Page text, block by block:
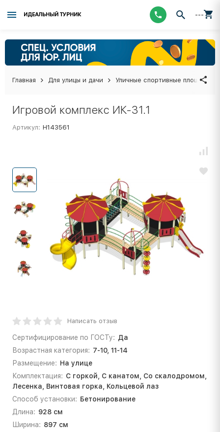
ИДЕАЛЬНЫЙ ТУРНИК ---
Главная Для улицы и дачи Уличные спортивные площадки
Игровой комплекс ИК-31.1
Артикул: Н143561
Написать отзыв
Сертифицирование по ГОСТу: Да
Возрастная категория: 7-10, 11-14
Размещение: На улице
Комплектация: С горкой, С канатом, Со скалодромом,
Лесенка, Винтовая горка, Кольцевой лаз
Способ установки: Бетонирование
Длина: 928 см
Ширина: 897 см